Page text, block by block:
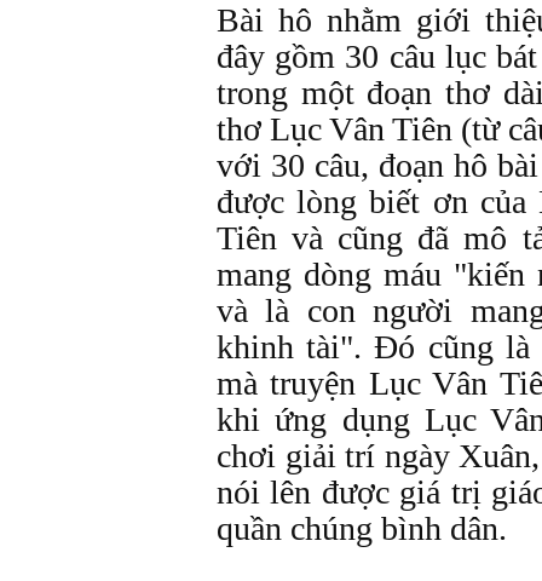
Bài hô nhằm giới
đây gồm 30 câu lục
trong một đoạn thơ
thơ Lục Vân Tiên (từ
với 30 câu, đoạn hô
được lòng biết ơn
Tiên và cũng đã mô
mang dòng máu
và là con người
khinh tài". Đó cũng là
mà truyện Lục Vân
khi ứng dụng Lục
chơi giải trí ngày
nói lên được giá trị
quần chúng bình dân.